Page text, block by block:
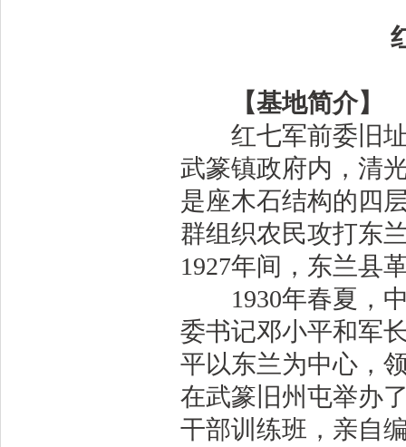
【基地简介】
红七军前委旧址
武篆镇政府内，清
是座木石结构的四
群组织农民攻打东
1927年间，东兰县
1930年春夏，中
委书记邓小平和军
平以东兰为中心，
在武篆旧州屯举办
干部训练班，亲自